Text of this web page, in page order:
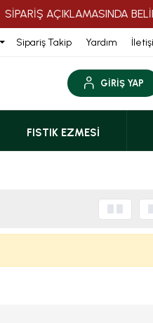
SİPARİŞ AÇIKLAMASINDA
Sipariş Takip Yardım
GİRİŞ YAP
FISTIK EZMESI